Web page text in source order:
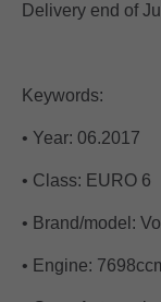
Delivery end of
Keywords:
• Year: 06.2017
• Class: EURO 6
• Brand/model:
• Engine: